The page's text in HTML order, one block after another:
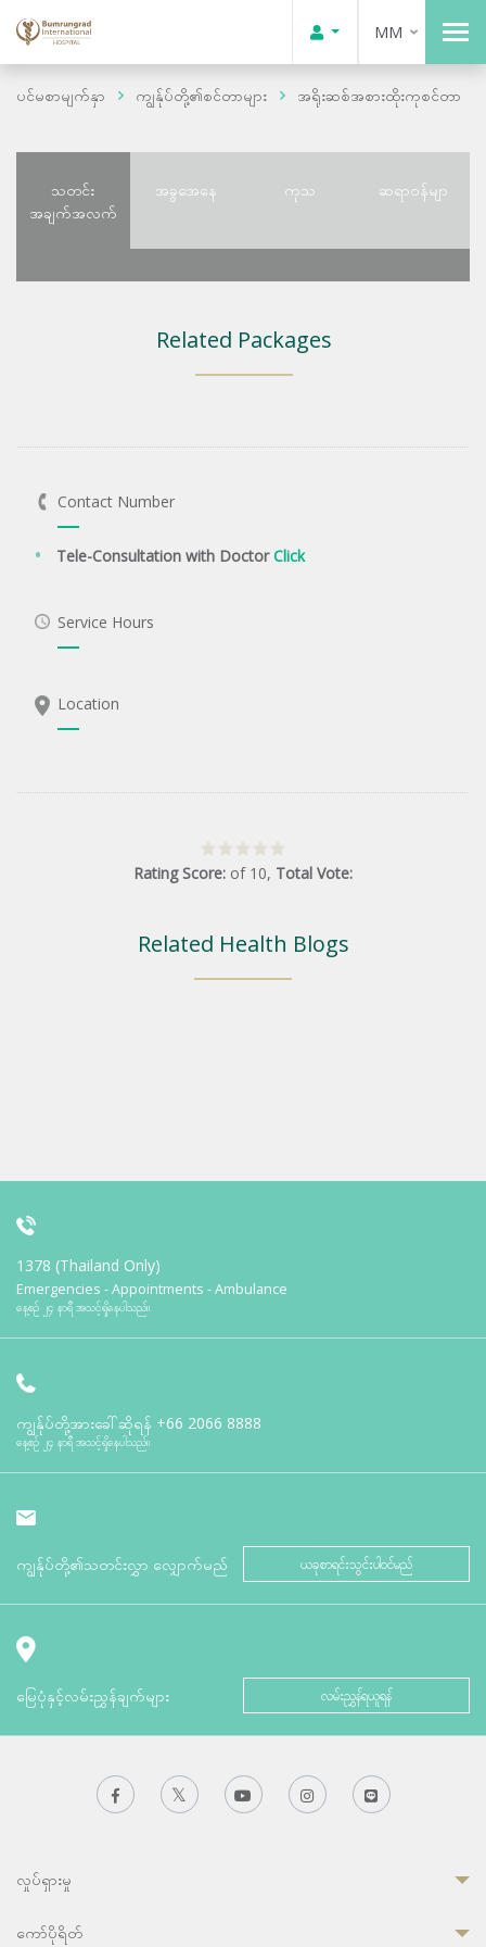
MM
ပင်မစာမျက်နှာ ကျွန်ုပ်တို့၏စင်တာများ အရိုးဆစ်အစားထိုးကုစင်တာ
သတင်း
အချက်အလက်
အခွအေနေ ကုသ ဆရာဝန်မျာ
Related Packages
Contact Number
Tele-Consultation with DoctorClick
Service Hours
Location
Rating Score: of 10, Total Vote:
Related Health Blogs
1378 (Thailand Only)
Emergencies - Appointments - Ambulance
နေ့စဉ် ၂၄ နာရီ အသင့်ရှိနေပါသည်။
ကျွန်ုပ်တို့အားခေါ်ဆိုရန် +66 2066 8888
နေ့စဉ် ၂၄ နာရီ အသင့်ရှိနေပါသည်။
ကျွန်ုပ်တို့၏သတင်းလွှာ လျှောက်မည် ယခုစာရင်းသွင်းပါဝင်မည်
မြေပုံနှင့်လမ်းညွှန်ချက်များ လမ်းညွှန်ရယူရန်
လှုပ်ရှားမှု
ကော်ပိုရိတ်